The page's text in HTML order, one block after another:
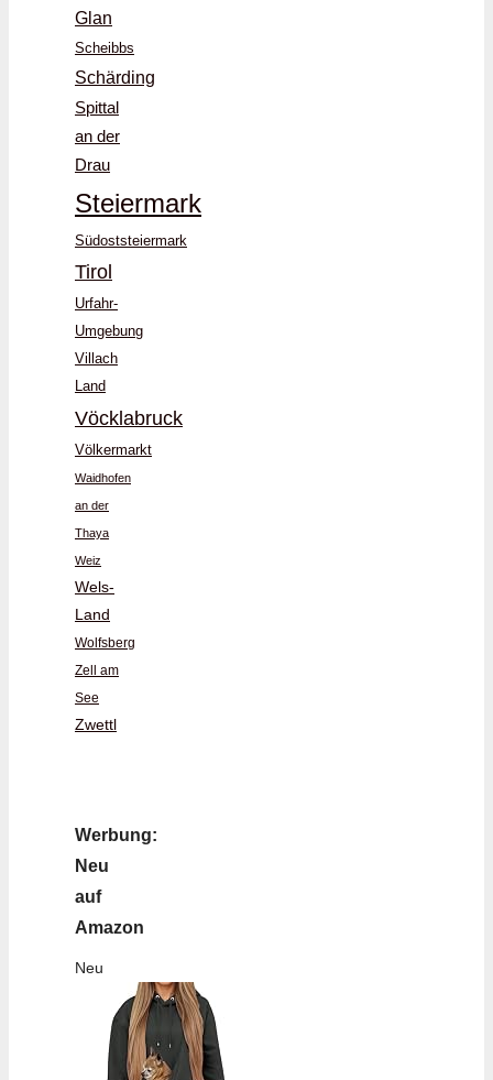
Glan
Scheibbs
Schärding
Spittal
an der
Drau
Steiermark
Südoststeiermark
Tirol
Urfahr-
Umgebung
Villach
Land
Vöcklabruck
Völkermarkt
Waidhofen
an der
Thaya
Weiz
Wels-
Land
Wolfsberg
Zell am
See
Zwettl
Werbung:
Neu
auf
Amazon
Neu